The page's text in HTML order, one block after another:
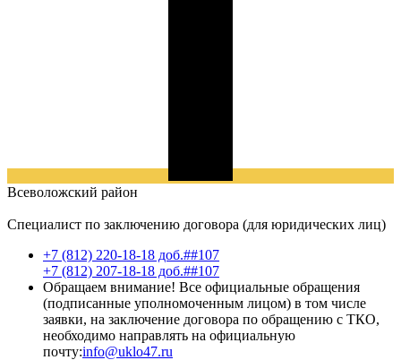
Всеволожский район
Специалист по заключению договора (для юридических лиц)
+7 (812) 220-18-18 доб.##107
+7 (812) 207-18-18 доб.##107
Обращаем внимание! Все официальные обращения
(подписанные уполномоченным лицом) в том числе
заявки, на заключение договора по обращению с ТКО,
необходимо направлять на официальную
почту:info@uklo47.ru